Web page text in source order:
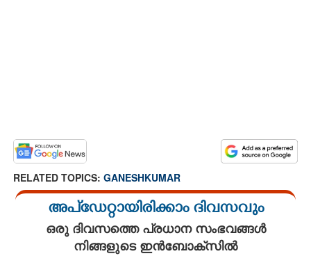
RELATED TOPICS: GANESHKUMAR
അപ്ഡേറ്റായിരിക്കാം ദിവസവും
ഒരു ദിവസത്തെ പ്രധാന സംഭവങ്ങൾ
നിങ്ങളുടെ ഇൻബോക്സിൽ